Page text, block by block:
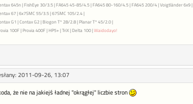
645n | FishEye 30/3.5 | FA645 45-85/4.5 | FA645 80-160/4.5 | FA645 200/4 | Voigtländer 6x9 |
67 | 6x7SMC 55/3.5 | 67SMC 105/2.4 |
G1 | Contax G2 | Biogon T* 28/2.8 | Planar T* 45/2.0 |
100F | Provia 400F | HP5+ | TriX | Delta 100 |Waidodayo!
2011-09-26, 13:07
że nie na jakiejś ładnej "okrągłej" liczbie stron